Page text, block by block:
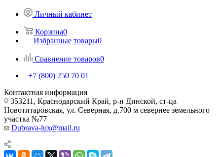
Личный кабинет
Корзина0
Избранные товары0
Сравнение товаров0
+7 (800) 250 70 01
Контактная информация
353211, Краснодарский Край, р-н Динской, ст-ца
Новотитаровская, ул. Северная, д.700 м севернее земельного
участка №77
Dubrava-lux@mail.ru